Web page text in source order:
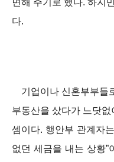
면해 주기로 했다. 하지
다.
기업이나 신혼부부들
부동산을 샀다가 느닷
셈이다. 행안부 관계자
없던 세금을 내는 상황”